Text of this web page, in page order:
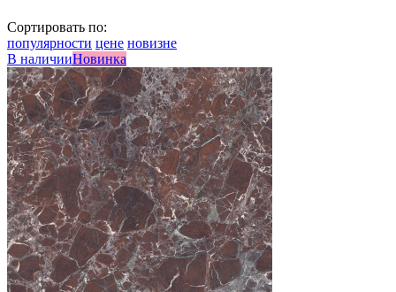
Сортировать по:
популярности цене новизне
В наличииНовинка